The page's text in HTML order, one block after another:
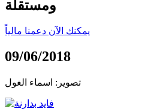
ومستقلة
يمكنك الآن دعمنا مالياً
09/06/2018
تصوير: اسماء الغول